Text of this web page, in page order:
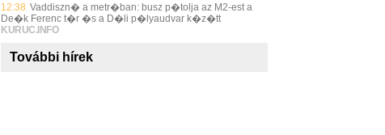
12:38 Vaddiszn� a metr�ban: busz p�tolja az M2-est a
De�k Ferenc t�r �s a D�li p�lyaudvar k�z�tt
KURUC.INFO
További hírek